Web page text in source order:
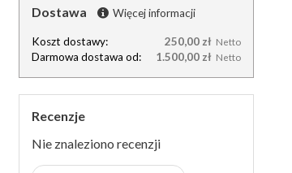
Dostawa Więcej informacji
Koszt dostawy: 250,00 zł Netto
Darmowa dostawa od: 1.500,00 zł Netto
Recenzje
Nie znaleziono recenzji